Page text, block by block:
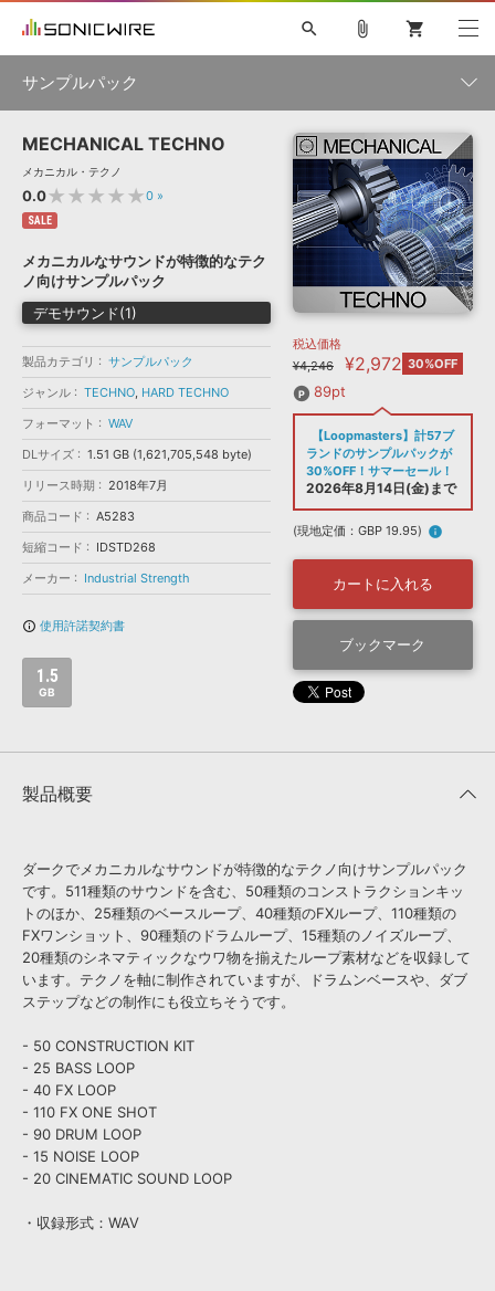
ソフト音源 »
プラグイン・エフェクト »
サンプルパック »
ソフトウェア／ツール »
DAW »
効果音 »
BGM »
特集 »
ニュースレター »
SONICWIREブログ »
製品サポート情報 »
DTMガイド »
FAQ »
お問い合わせ »
音楽カード
楽曲配信流通 サービス
無償のサウンド管理ソフト
次世代型 ボーカル・エディタ
APS
search
初音ミク NT 鏡音リン・レン V4X 巡音ルカ V4X
MEIKO V3
KAITO V3
SPITFIRE AUDIO
VIENNA
EZ DRUMMER 3
ライセンスフリーBGM
ボーカル抜き出し
DUBSTEP
ELECTRONICA
EDM TRANCE
ROUTER.FM
ソフト音源 プラグイン・エフェクト
ソフトウェア／ツール 効果音
attach_file shopping_cart
サンプルパック
製品一覧
メーカー
フォーマット
ランキング
MECHANICAL TECHNO
メカニカル・テクノ
0.0★★★★★0 »
SALE
メカニカルなサウンドが特徴的なテク
ノ向けサンプルパック
デモサウンド(1)
製品カテゴリ
サンプルパック
ジャンル
TECHNO, HARD TECHNO
フォーマット
WAV
DLサイズ
1.51 GB (1,621,705,548 byte)
リリース時期
2018年7月
商品コード
A5283
短縮コード
IDSTD268
メーカー
Industrial Strength
info_outline 使用許諾契約書
1.5
GB
税込価格
¥4,246
¥2,972 30%OFF
89pt
【Loopmasters】計57ブ
ランドのサンプルパックが
30%OFF！サマーセール！
2026年8月14日(金)まで
(現地定価：GBP 19.95) info
カートに入れる
ブックマーク
製品概要
ダークでメカニカルなサウンドが特徴的なテクノ向けサンプルパック
です。511種類のサウンドを含む、50種類のコンストラクションキッ
トのほか、25種類のベースループ、40種類のFXループ、110種類の
FXワンショット、90種類のドラムループ、15種類のノイズループ、
20種類のシネマティックなウワ物を揃えたループ素材などを収録して
います。テクノを軸に制作されていますが、ドラムンベースや、ダブ
ステップなどの制作にも役立ちそうです。
- 50 CONSTRUCTION KIT
- 25 BASS LOOP
- 40 FX LOOP
- 110 FX ONE SHOT
- 90 DRUM LOOP
- 15 NOISE LOOP
- 20 CINEMATIC SOUND LOOP
・収録形式：WAV